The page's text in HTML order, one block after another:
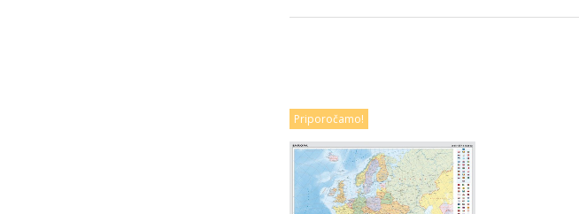
Priporočamo!